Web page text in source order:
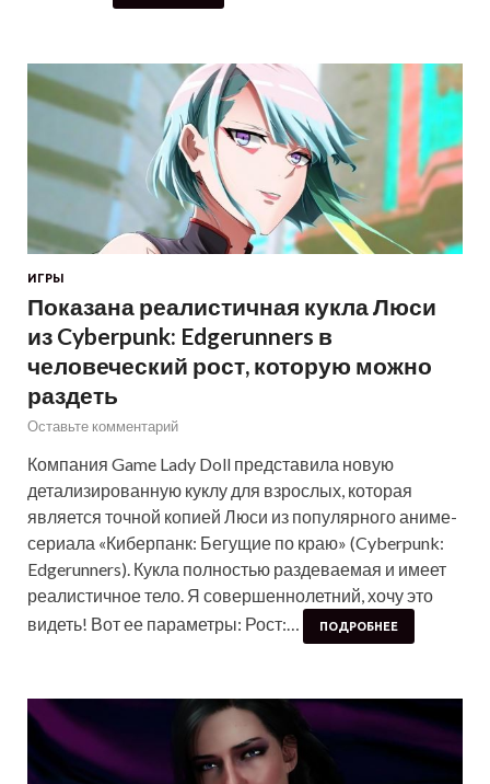
ИГРЫ
Показана реалистичная кукла Люси
из Cyberpunk: Edgerunners в
человеческий рост, которую можно
раздеть
Оставьте комментарий
Компания Game Lady Doll представила новую
детализированную куклу для взрослых, которая
является точной копией Люси из популярного аниме-
сериала «Киберпанк: Бегущие по краю» (Cyberpunk:
Edgerunners). Кукла полностью раздеваемая и имеет
реалистичное тело. Я совершеннолетний, хочу это
видеть! Вот ее параметры: Рост:…
ПОДРОБНЕЕ